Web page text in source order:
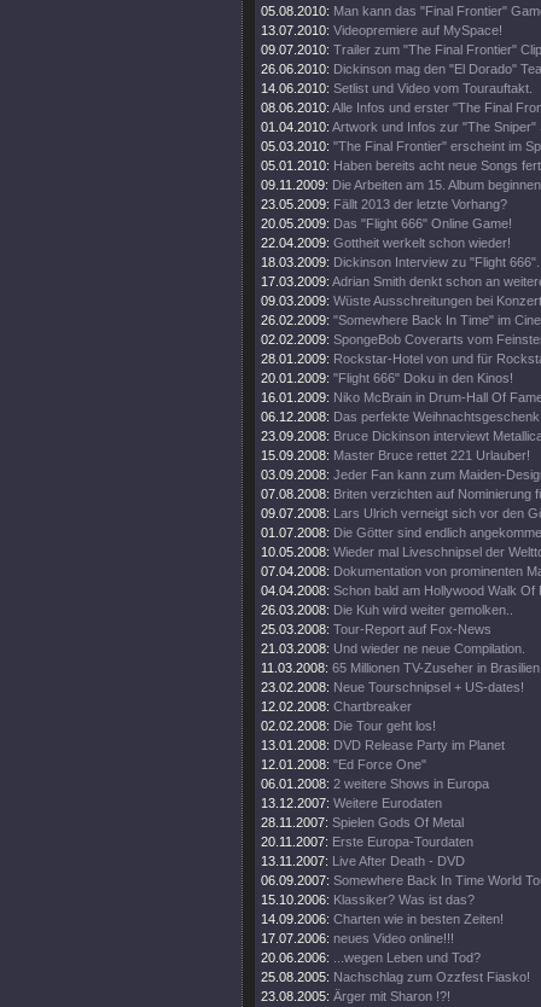
05.08.2010: Man kann das "Final Frontier"
13.07.2010: Videopremiere auf MySpace!
09.07.2010: Trailer zum "The Final Frontier"
26.06.2010: Dickinson mag den "El Dorado"
14.06.2010: Setlist und Video vom Tourauftakt.
08.06.2010: Alle Infos und erster "The Final
01.04.2010: Artwork und Infos zur "The Sniper"
05.03.2010: "The Final Frontier" erscheint im
05.01.2010: Haben bereits acht neue Songs
09.11.2009: Die Arbeiten am 15. Album
23.05.2009: Fällt 2013 der letzte Vorhang?
20.05.2009: Das "Flight 666" Online Game!
22.04.2009: Gottheit werkelt schon wieder!
18.03.2009: Dickinson Interview zu "Flight 666".
17.03.2009: Adrian Smith denkt schon an
09.03.2009: Wüste Ausschreitungen bei
26.02.2009: "Somewhere Back In Time" im
02.02.2009: SpongeBob Coverarts vom
28.01.2009: Rockstar-Hotel von und für
20.01.2009: "Flight 666" Doku in den Kinos!
16.01.2009: Niko McBrain in Drum-Hall Of
06.12.2008: Das perfekte
23.09.2008: Bruce Dickinson interviewt
15.09.2008: Master Bruce rettet 221 Urlauber!
03.09.2008: Jeder Fan kann zum Maiden-
07.08.2008: Briten verzichten auf Nominierung
09.07.2008: Lars Ulrich verneigt sich vor den
01.07.2008: Die Götter sind endlich
10.05.2008: Wieder mal Liveschnipsel der
07.04.2008: Dokumentation von prominenten
04.04.2008: Schon bald am Hollywood Walk Of
26.03.2008: Die Kuh wird weiter gemolken..
25.03.2008: Tour-Report auf Fox-News
21.03.2008: Und wieder ne neue Compilation.
11.03.2008: 65 Millionen TV-Zuseher in
23.02.2008: Neue Tourschnipsel + US-dates!
12.02.2008: Chartbreaker
02.02.2008: Die Tour geht los!
13.01.2008: DVD Release Party im Planet
12.01.2008: "Ed Force One"
06.01.2008: 2 weitere Shows in Europa
13.12.2007: Weitere Eurodaten
28.11.2007: Spielen Gods Of Metal
20.11.2007: Erste Europa-Tourdaten
13.11.2007: Live After Death - DVD
06.09.2007: Somewhere Back In Time World
15.10.2006: Klassiker? Was ist das?
14.09.2006: Charten wie in besten Zeiten!
17.07.2006: neues Video online!!!
20.06.2006:
...wegen Leben und Tod?
25.08.2005: Nachschlag zum Ozzfest Fiasko!
23.08.2005: Ärger mit Sharon !?!